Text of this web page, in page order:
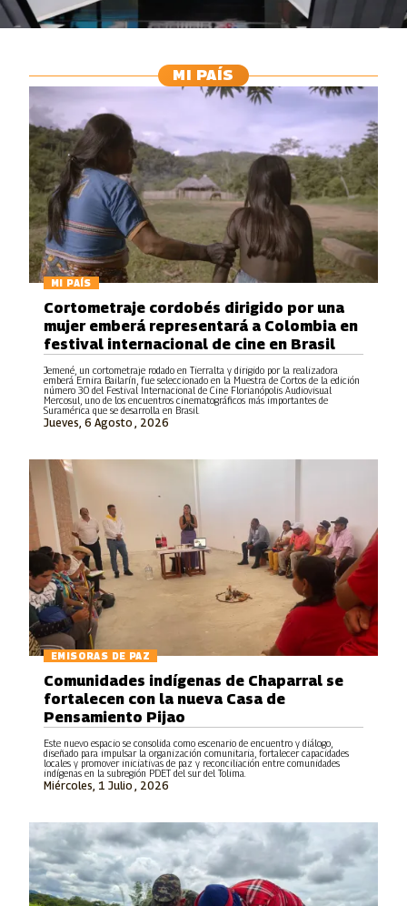
MI PAÍS
MI PAÍS
Jemené, un cortometraje rodado en Tierralta y dirigido por la realizadora
emberá Ernira Bailarín, fue seleccionado en la Muestra de Cortos de la edición
número 30 del Festival Internacional de Cine Florianópolis Audiovisual
Mercosul, uno de los encuentros cinematográficos más importantes de
Suramérica que se desarrolla en Brasil.
Jueves, 6 Agosto , 2026
Cortometraje cordobés dirigido por una
mujer emberá representará a Colombia en
festival internacional de cine en Brasil
EMISORAS DE PAZ
Miércoles, 1 Julio , 2026
Comunidades indígenas de Chaparral se
fortalecen con la nueva Casa de
Pensamiento Pijao
Este nuevo espacio se consolida como escenario de encuentro y diálogo,
diseñado para impulsar la organización comunitaria, fortalecer capacidades
locales y promover iniciativas de paz y reconciliación entre comunidades
indígenas en la subregión PDET del sur del Tolima.